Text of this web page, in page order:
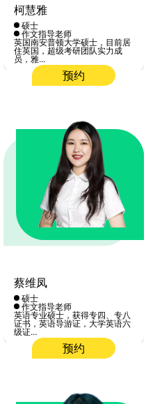
柯慧雅
硕士
作文指导老师
英国南安普顿大学硕士，目前居
住英国，超级考研团队实力成
员，雅...
预约
蔡维凤
硕士
作文指导老师
英语专业硕士，获得专四、专八
证书，英语导游证，大学英语六
级证...
预约